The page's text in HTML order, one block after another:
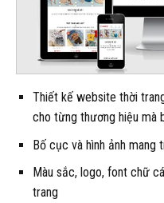
Thiết kế website thời
cho từng thương hiệu mà
Bố cục và hình ảnh mang
Màu sắc, logo, font chữ
trang